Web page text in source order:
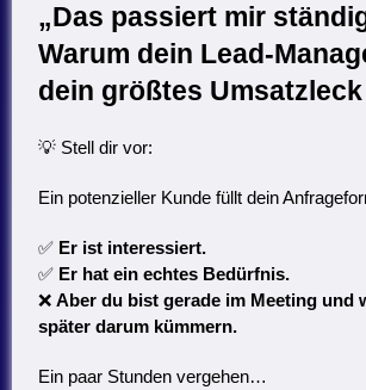
„Das passiert mir
Warum dein Lead-
dein größtes
💡 Stell dir vor:
Ein potenzieller Kunde füllt dein
✅ Er ist interessiert.
✅ Er hat ein echtes Bedürfnis.
❌ Aber du bist gerade im Meeting und
später darum kümmern.
Ein paar Stunden vergehen…